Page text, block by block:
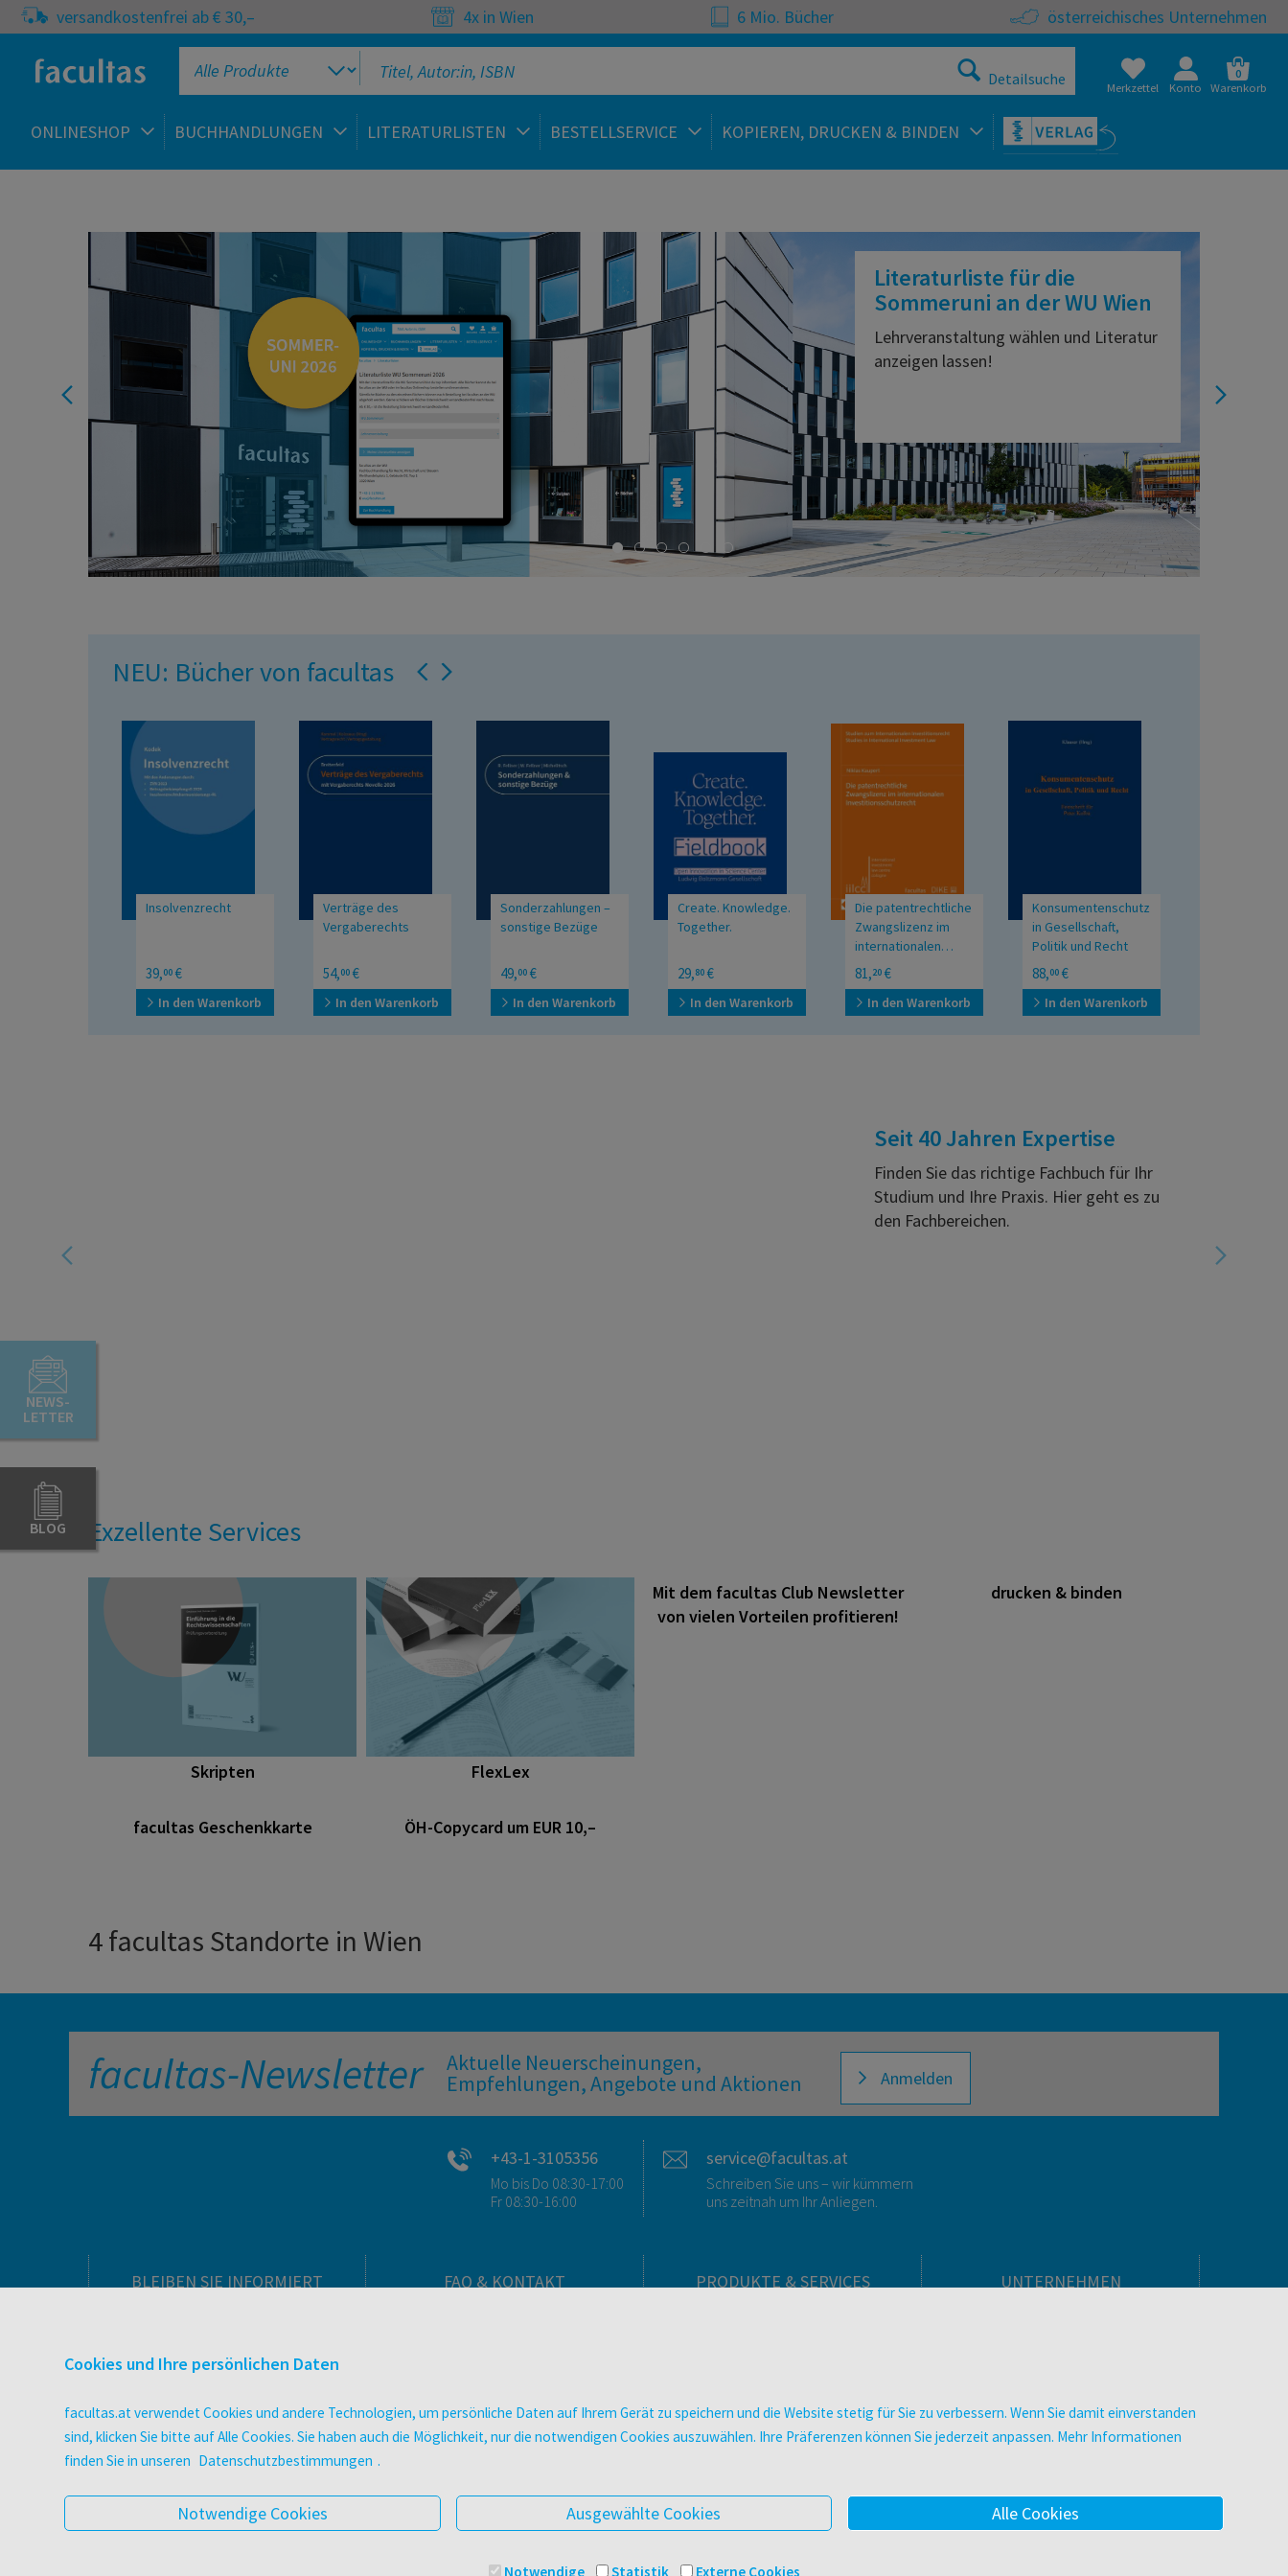
NEWS-
LETTER
BLOG
versandkostenfrei ab € 30,– 4x in Wien 6 Mio. Bücher österreichisches Unternehmen
Detailsuche Merkzettel Konto
0
Warenkorb
ONLINESHOP BUCHHANDLUNGEN LITERATURLISTEN BESTELLSERVICE KOPIEREN, DRUCKEN & BINDEN
Literaturliste für die
Sommeruni an der WU Wien
Lehrveranstaltung wählen und Literatur
anzeigen lassen!
NEU: Bücher von facultas
Insolvenzrecht
Mit den Änderungen
durch die ZVN 2023, das
BetrugsbekämpfungsG
2025 und die
39,00 €
In den Warenkorb
Verträge des
Vergaberechts
54,00 €
In den Warenkorb
Sonderzahlungen –
sonstige Bezüge
49,00 €
In den Warenkorb
Create. Knowledge.
Together.
Fieldbook. Open
Innovation in Science
Center LBG
29,80 €
In den Warenkorb
Die patentrechtliche
Zwangslizenz im
internationalen
Investitionsschutzrecht
81,20 €
In den Warenkorb
Konsumentenschutz
in Gesellschaft,
Politik und Recht
Festschrift für Peter
Kolba
88,00 €
In den Warenkorb
Seit 40 Jahren Expertise
Finden Sie das richtige Fachbuch für Ihr
Studium und Ihre Praxis. Hier geht es zu
den Fachbereichen.
Exzellente Services
Skripten FlexLex
Mit dem facultas Club Newsletter
von vielen Vorteilen profitieren!
drucken & binden
facultas Geschenkkarte ÖH-Copycard um EUR 10,–
4 facultas Standorte in Wien
facultas-Newsletter Aktuelle Neuerscheinungen,
Empfehlungen, Angebote und Aktionen Anmelden
+43-1-3105356
Mo bis Do 08:30-17:00
Fr 08:30-16:00
service@facultas.at
Schreiben Sie uns – wir kümmern
uns zeitnah um Ihr Anliegen.
BLEIBEN SIE INFORMIERT
Veranstaltungen
Literaturlisten
facultas Club
Blog facultas.studiert
FAQ & KONTAKT
Ansprechpartner:innen
So finden Sie uns
PRODUKTE & SERVICES
Druckerei facultas druckt.
Kopierservice
UNTERNEHMEN
Datenschutz & Cookies
AGB
Cookies und Ihre persönlichen Daten
facultas.at verwendet Cookies und andere Technologien, um persönliche Daten auf Ihrem Gerät zu speichern und die Website stetig für Sie zu verbessern. Wenn Sie damit einverstanden
sind, klicken Sie bitte auf Alle Cookies. Sie haben auch die Möglichkeit, nur die notwendigen Cookies auszuwählen. Ihre Präferenzen können Sie jederzeit anpassen. Mehr Informationen
finden Sie in unseren Datenschutzbestimmungen .
Notwendige Cookies Ausgewählte Cookies Alle Cookies
Notwendige Statistik Externe Cookies